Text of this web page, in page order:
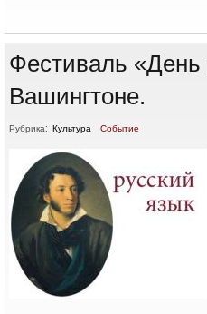
Фестиваль «День
Вашингтоне.
Рубрика: Культура Событие